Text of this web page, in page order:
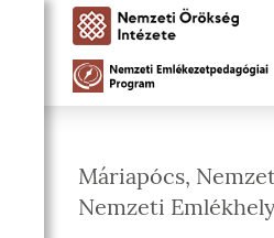
Máriapócs,
Nemzeti